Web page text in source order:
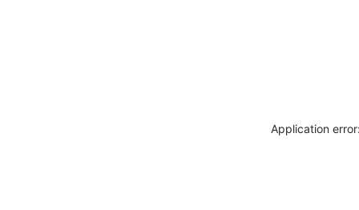
Application